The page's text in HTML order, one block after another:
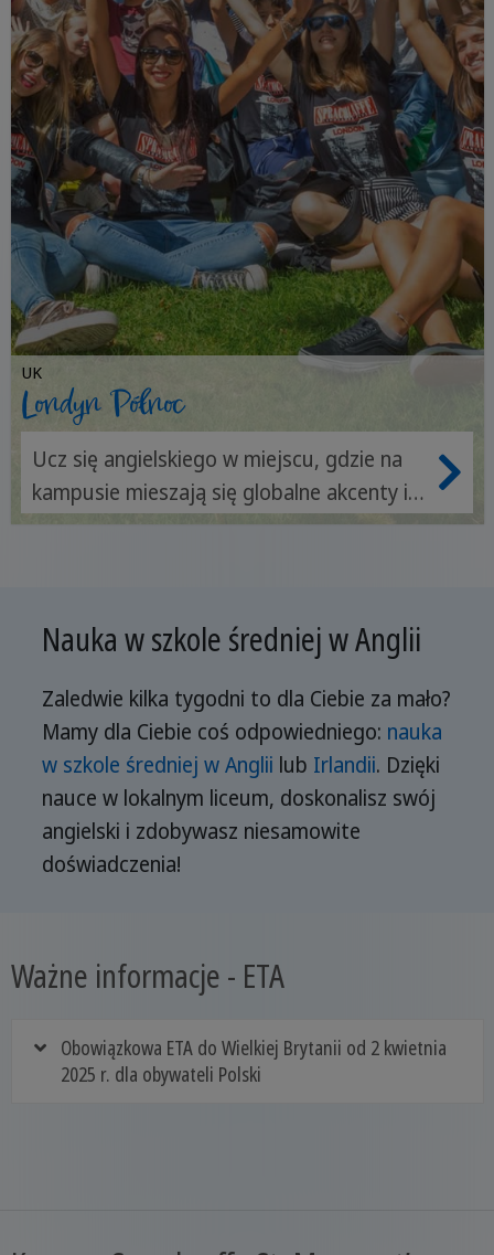
UK
Londyn Północ
Ucz się angielskiego w miejscu, gdzie na
kampusie mieszają się globalne akcenty i
kultury.
Nauka w szkole średniej w Anglii
Zaledwie kilka tygodni to dla Ciebie za mało?
Mamy dla Ciebie coś odpowiedniego: nauka
w szkole średniej w Anglii lub Irlandii. Dzięki
nauce w lokalnym liceum, doskonalisz swój
angielski i zdobywasz niesamowite
doświadczenia!
Ważne informacje - ETA
Obowiązkowa ETA do Wielkiej Brytanii od 2 kwietnia
2025 r. dla obywateli Polski